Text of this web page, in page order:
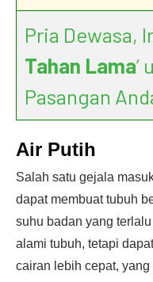
Pria Dewasa,
Tahan Lama’
Pasangan
Air Putih
Salah satu gejala
dapat membuat tubuh
suhu badan yang
alami tubuh, tetapi
cairan lebih cepat,